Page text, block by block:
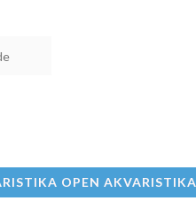
OPEN AKVARISTIKA